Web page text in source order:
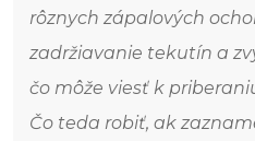
rôznych zápalových
zadržiavanie tekutín a
čo môže viesť k
Čo teda robiť, ak